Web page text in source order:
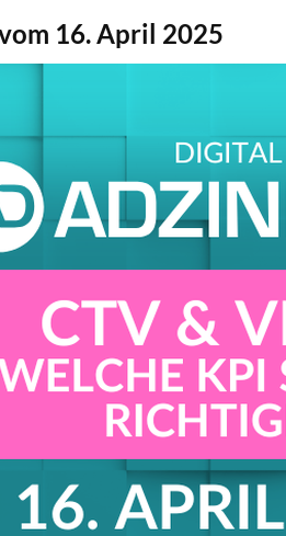
16. April 2025